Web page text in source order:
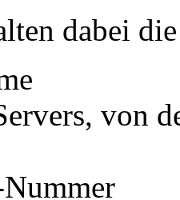
dabei
von